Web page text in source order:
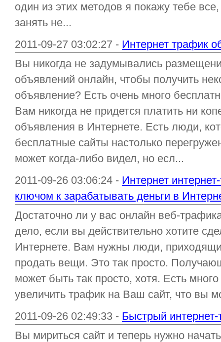
один из этих методов я покажу тебе
занять не...
2011-09-27 03:02:27 - Интернет трафик
Вы никогда не задумывались
объявлений онлайн, чтобы получить
объявление? Есть очень много
Вам никогда не придется платить ни
объявления в Интернете. Есть люди,
бесплатные сайты настолько
может когда-либо видел, но есл...
2011-09-26 03:06:24 - Интернет
ключом к зарабатывать деньги в
Достаточно ли у вас онлайн веб-
дело, если вы действительно хотите
Интернете. Вам нужны люди,
продать вещи. Это так просто.
может быть так просто, хотя. Есть
увеличить трафик на Ваш сайт, что вы
2011-09-26 02:49:33 - Быстрый
Вы мириться сайт и теперь нужно